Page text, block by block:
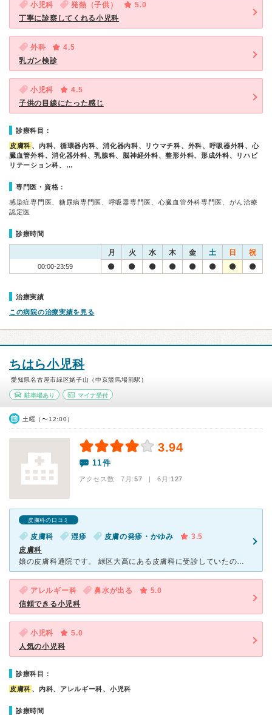
小児科 発熱（子供）
5.0
丁寧に診察してくれる小児科
外科
4.5
乳ガン検診
小児科
4.5
子供の目線にたった感じ
診療科目：
皮膚科 、内科、循環器内科、消化器内科、リウマチ科、外科、呼吸器外科、心
臓血管外科、消化器外科、乳腺科、脳神経外科、整形外科、形成外科、リハビ
リテーション科、…
専門医・資格：
感染症専門医、糖尿病専門医、呼吸器専門医、心臓血管外科専門医、がん治療
認定医
診療時間
月 火 水 木 金 土 日 祝
00:00-23:59
治療実績
この病院の治療実績を見る
ちはら小児科
愛知県名古屋市緑区姥子山（中京競馬場前駅）
駐車場あり マイナ受付
土曜（〜12:00）
3.94
11件
アクセス数 7月:57 | 6月:127
皮膚科の口コミ
皮膚科 湿疹 皮膚の発疹・かゆみ
3.5
皮膚科
娘の皮膚科通院です。 緑区大高にある皮膚科に受診していたのですが薬が合わず 風邪もひいていたので 1月4日に ちはら小児科の皮膚科に受診しました。 小さい頃のかかりつけ医だっだので 大人になってから
アレルギー科 鼻水が出る
5.0
信頼できる小児科
小児科
5.0
人気の小児科
診療科目：
皮膚科 、内科、アレルギー科、小児科
診療時間